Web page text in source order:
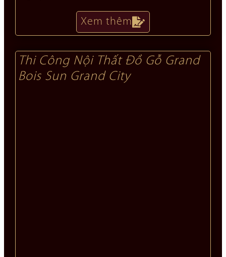
Xem thêm
Thi Công Nội Thất Đồ Gỗ Grand
Bois Sun Grand City